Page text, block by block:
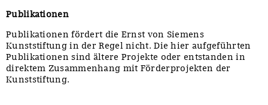
Publikationen
Publikationen fördert die Ernst von Siemens
Kunststiftung in der Regel nicht. Die hier aufgeführten
Publikationen sind ältere Projekte oder entstanden in
direktem Zusammenhang mit Förderprojekten der
Kunststiftung.